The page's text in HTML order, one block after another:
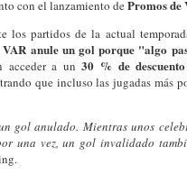
con el lanzamiento dePromos
los partidos de la actual
VAR anule un gol porque "algo
acceder a un30 % de
que incluso las jugadas más
gol anulado. Mientras unos
una vez, un gol invalidado